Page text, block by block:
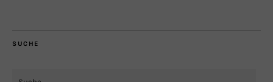
SUCHE